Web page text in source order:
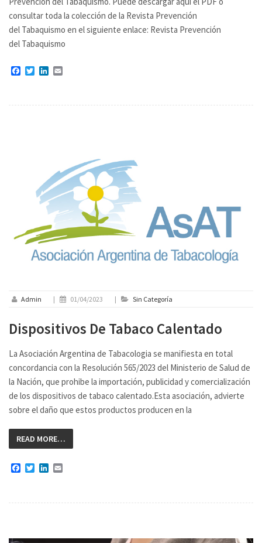
consultar toda la colección de la Revista Prevención
del Tabaquismo en el siguiente enlace: Revista Prevención
del Tabaquismo
Facebook
TwitterLinkedIn
Admin | 01/04/2023 | Sin Categoría
Dispositivos De Tabaco Calentado
La Asociación Argentina de Tabacologia se manifiesta en total
concordancia con la Resolución 565/2023 del Ministerio de Salud de
la Nación, que prohibe la importación, publicidad y comercialización
de los dispositivos de tabaco calentado.Esta asociación, advierte
sobre el daño que estos productos producen en la
READ MORE…
Facebook
TwitterLinkedIn